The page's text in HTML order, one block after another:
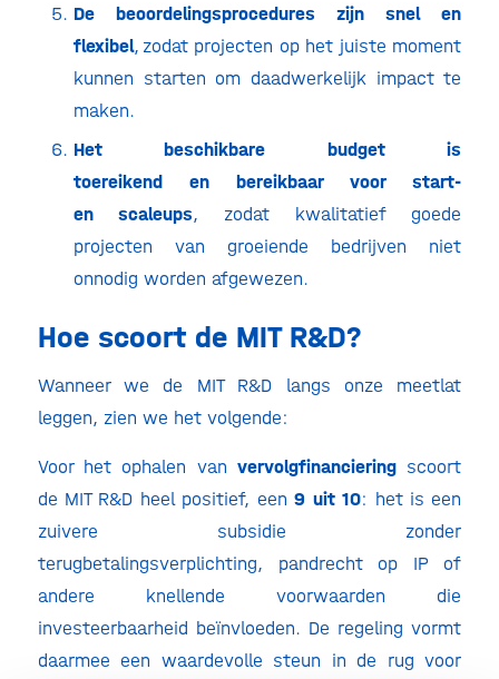
De beoordelingsprocedures zijn snel en
flexibel, zodat projecten op het juiste moment
kunnen starten om daadwerkelijk impact te
maken.
Het beschikbare budget is
toereikend en bereikbaar voor start-
en scaleups, zodat kwalitatief goede
projecten van groeiende bedrijven niet
onnodig worden afgewezen.
Hoe scoort de MIT R&D?
Wanneer we de MIT R&D langs onze meetlat
leggen, zien we het volgende:
Voor het ophalen vanvervolgfinanciering scoort
de MIT R&D heel positief, een9 uit 10: het is een
zuivere subsidie zonder
terugbetalingsverplichting, pandrecht op IP of
andere knellende voorwaarden die
investeerbaarheid beïnvloeden. De regeling vormt
daarmee een waardevolle steun in de rug voor